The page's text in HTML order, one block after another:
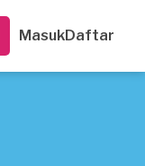
MasukDaftar